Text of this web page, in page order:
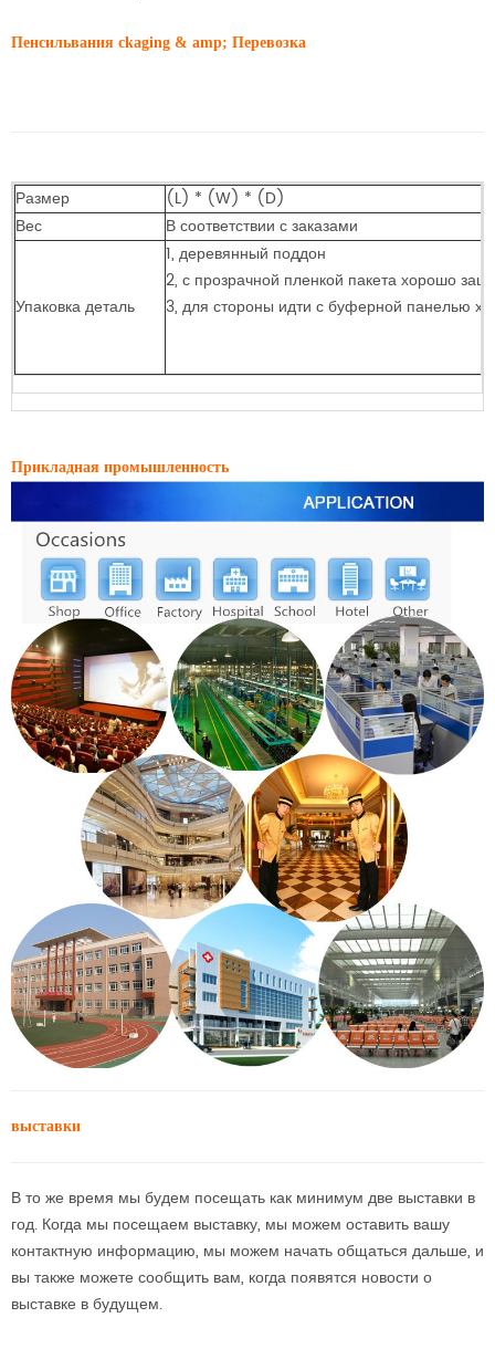
Пенсильвания ckaging & amp; Перевозка
Размер
(L) * (W) * (D)
Вес
В соответствии с заказами
Упаковка деталь
1, деревянный поддон
2, с прозрачной пленкой пакета хорошо
3, для стороны идти с буферной панелью
Прикладная промышленность
выставки
В то же время мы будем посещать как минимум две выставки в
год. Когда мы посещаем выставку, мы можем оставить вашу
контактную информацию, мы можем начать общаться дальше, и
вы также можете сообщить вам, когда появятся новости о
выставке в будущем.